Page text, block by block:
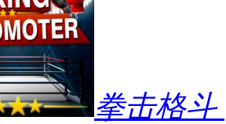
拳击格斗